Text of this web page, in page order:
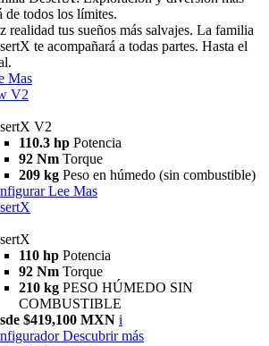
de todos los límites.
realidad tus sueños más salvajes. La familia
te acompañará a todas partes. Hasta el
Mas
V2
V2
110.3 hp Potencia
92 Nm Torque
209 kg Peso en húmedo (sin combustible)
Lee Mas
110 hp Potencia
92 Nm Torque
210 kg PESO HÚMEDO SIN
COMBUSTIBLE
$419,100 MXN i
Descubrir más